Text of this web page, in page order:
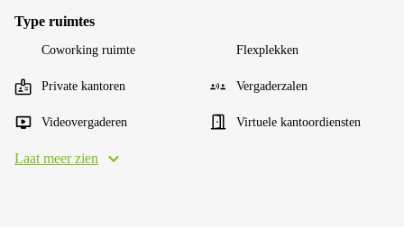
Type ruimtes
Coworking ruimte Flexplekken
Private kantoren Vergaderzalen
Videovergaderen Virtuele kantoordiensten
Laat meer zien